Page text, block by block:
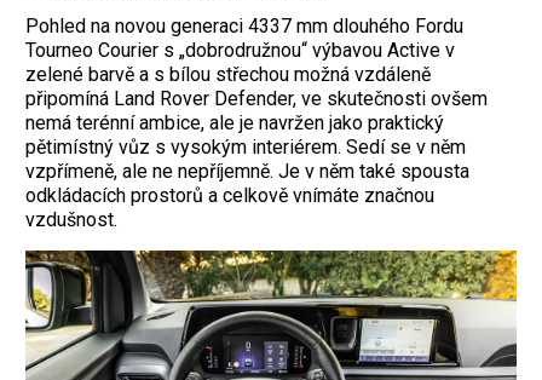
Pohled na novou generaci 4337 mm dlouhého Fordu
Tourneo Courier s „dobrodružnou“ výbavou Active v
zelené barvě a s bílou střechou možná vzdáleně
připomíná Land Rover Defender, ve skutečnosti ovšem
nemá terénní ambice, ale je navržen jako praktický
pětimístný vůz s vysokým interiérem. Sedí se v něm
vzpřímeně, ale ne nepříjemně. Je v něm také spousta
odkládacích prostorů a celkově vnímáte značnou
vzdušnost.